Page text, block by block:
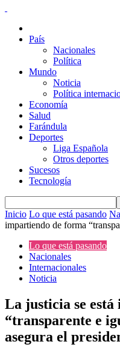
País
Nacionales
Política
Mundo
Noticia
Política
Economía
Salud
Farándula
Deportes
Liga Española
Otros deportes
Sucesos
Tecnología
Inicio Lo que está pasando
impartiendo de forma
Lo que está pasando
Nacionales
Internacionales
Noticia
La justicia se
“transparente e
asegura el